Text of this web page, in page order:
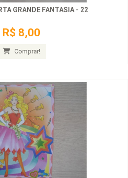
GRANDE FANTASIA - 22
R$ 8,00
Comprar!